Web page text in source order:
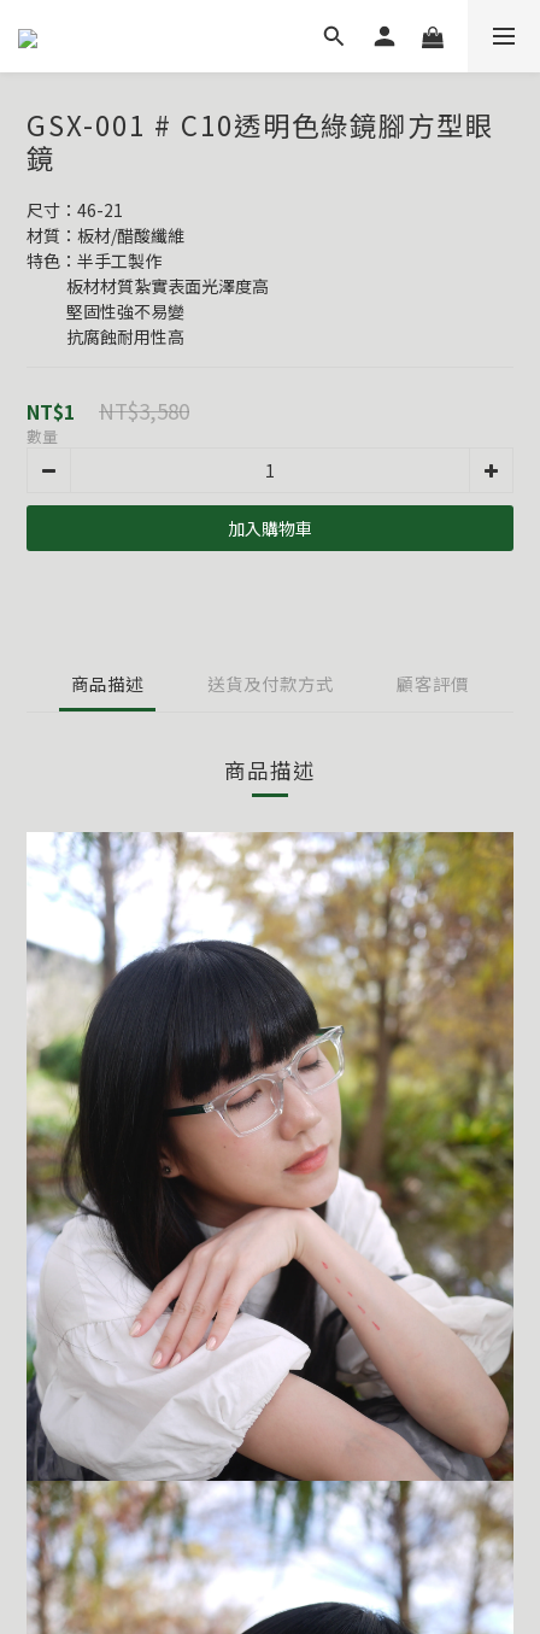
GSX-001 # C10透明色綠鏡腳方型眼
鏡
尺寸：46-21
材質：板材/醋酸纖維
特色：半手工製作
           板材材質紮實表面光澤度高
           堅固性強不易變
           抗腐蝕耐用性高
NT$1 NT$3,580
數量
加入購物車
商品描述 送貨及付款方式 顧客評價
商品描述